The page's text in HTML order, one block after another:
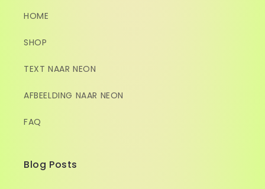
HOME
SHOP
TEXT NAAR NEON
AFBEELDING NAAR NEON
FAQ
Blog Posts